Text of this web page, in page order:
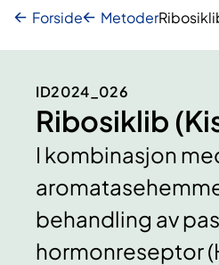
Forside Metoder
ID2024_026
Ribosiklib
I kombinasjon
behandling av
hormonreseptor